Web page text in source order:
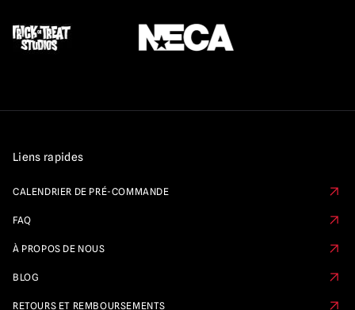
Liens rapides
CALENDRIER DE PRÉ-COMMANDE
FAQ
À PROPOS DE NOUS
BLOG
RETOURS ET REMBOURSEMENTS